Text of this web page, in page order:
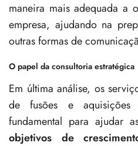
maneira mais adequada a
empresa, ajudando na
outras formas de
O papel da consultoria estratégica
Em última análise, os
de fusões e aquisições
fundamental para ajudar
objetivos de